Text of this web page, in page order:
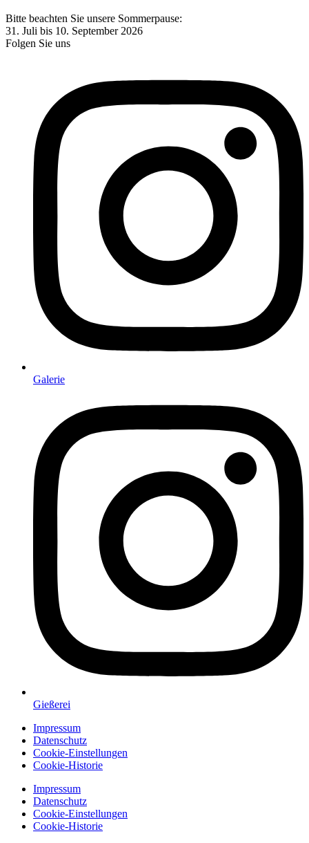
Bitte beachten Sie unsere Sommerpause:
31. Juli bis 10. September 2026
Folgen Sie uns
Galerie
Gießerei
Impressum
Datenschutz
Cookie-Einstellungen
Cookie-Historie
Impressum
Datenschutz
Cookie-Einstellungen
Cookie-Historie